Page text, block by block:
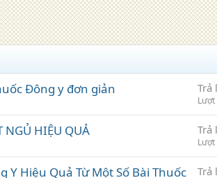
Đông y đơn giản Trả
NGỦ HIỆU QUẢ Trả
Hiệu Quả Từ Một Số Bài Thuốc Trả